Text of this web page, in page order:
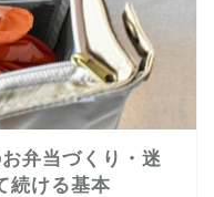
弁当づくり・迷
続ける基本